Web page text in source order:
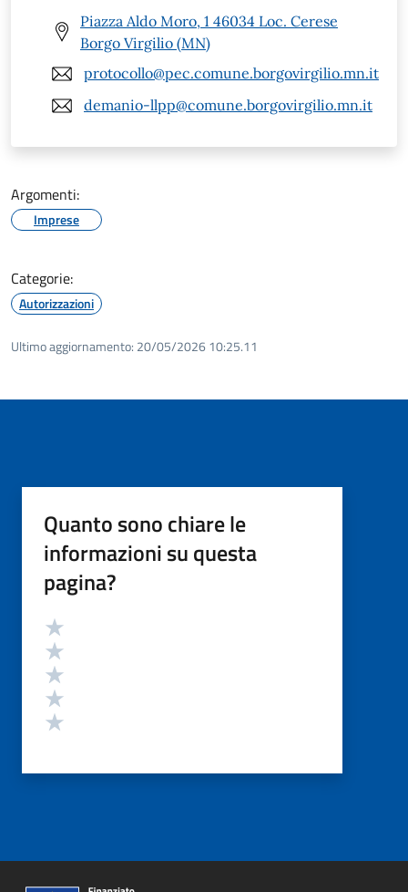
Piazza Aldo Moro, 1 46034 Loc. Cerese
Borgo Virgilio (MN)
protocollo@pec.comune.borgovirgilio.mn.it
demanio-llpp@comune.borgovirgilio.mn.it
Argomenti:
Imprese
Categorie:
Autorizzazioni
Ultimo aggiornamento: 20/05/2026 10:25.11
Quanto sono chiare le
informazioni su questa
pagina?
Valutazione